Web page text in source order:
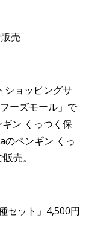
売
ショッピングサ
ーズモール」で
ン くっつく保
のペンギン くっ
売。
セット」4,500円